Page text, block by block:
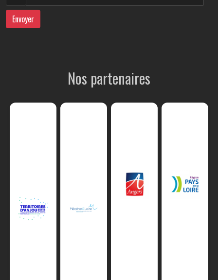
Envoyer
Nos partenaires